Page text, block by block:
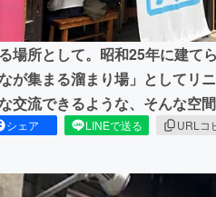
場所として。昭和25年に建て
が集まる溜まり場」としてリ
交流できるような、そんな空
シェア LINEで送る URLコ